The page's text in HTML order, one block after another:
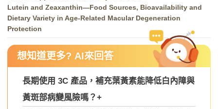
Lutein and Zeaxanthin—Food Sources, Bioavailability and
Dietary Variety in Age-Related Macular Degeneration
Protection
想知道更多? AI來回答
長期使用 3C 產品，補充葉黃素能降低白內障與
黃斑部病變風險嗎？+